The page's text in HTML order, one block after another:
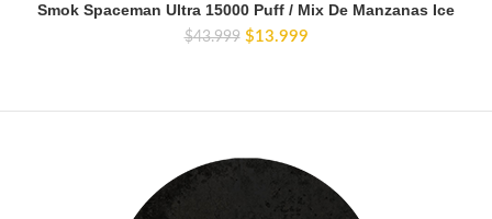
Smok Spaceman Ultra 15000 Puff / Mix De Manzanas Ice
$43.999 El
$13.999El